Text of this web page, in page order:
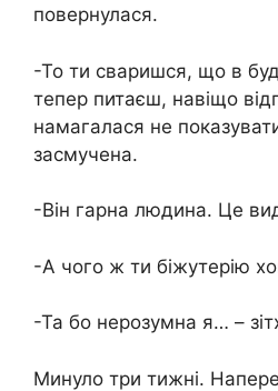
повернулася.
-То ти сваришся, що в
тепер питаєш, навіщо
намагалася не
засмучена.
-Він гарна людина. Це
-А чого ж ти біжутерію
-Та бо нерозумна я… –
Минуло три тижні.